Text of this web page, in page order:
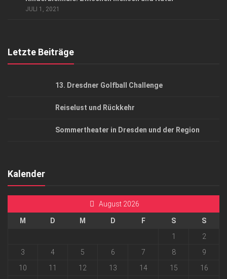
JULI 1, 2021
Letzte Beiträge
13. Dresdner Golfball Challenge
Reiselust und Rückkehr
Sommertheater in Dresden und der Region
Kalender
August 2026
M D M D F S
S
1
2
3
4 5 6 7 8
9
10
11 12 13 14 15
16